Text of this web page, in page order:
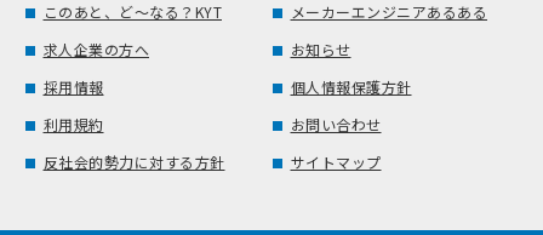
このあと、ど～なる？KYT
メーカーエンジニアあるある
求人企業の方へ
お知らせ
採用情報
個人情報保護方針
利用規約
お問い合わせ
反社会的勢力に対する方針
サイトマップ